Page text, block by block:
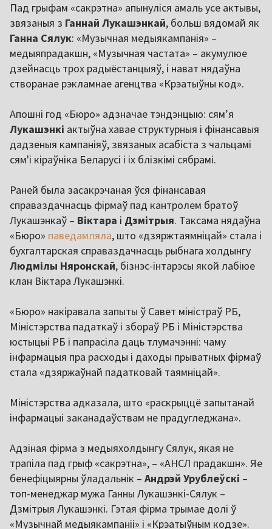
Пад грыфам «сакрэтна» апынуліся амаль усе актывы,
звязаныя з Ганнай Лукашэнкай, больш вядомай як
Ганна Сялук: «Музычная медыякампанія» –
медыяпрадакшн, «Музычная частата» – акумулюе
дзейнасць трох радыёстанцыяў, і нават нядаўна
створанае рэкламнае агенцтва «Крэатыўны код».
Апошні год «Бюро» адзначае тэндэнцыю: сям’я
Лукашэнкі актыўна хавае структурныя і фінансавыя
дадзеныя кампаніяў, звязаных асабіста з чальцамі
сям'і кіраўніка Беларусі і іх блізкімі сябрамі.
Раней была засакрэчаная ўся фінансавая
справаздачнасць фірмаў пад кантролем братоў
Лукашэнкаў – Віктара і Дзмітрыя. Таксама нядаўна
«Бюро» паведамляла, што «дзяржтаямніцай» стала і
бухгалтарская справаздачнасць рыбнага холдынгу
Людмілы Няронскай, бізнэс-інтарэсы якой лабіюе
клан Віктара Лукашэнкі.
«Бюро» накіравала запыты ў Савет міністраў РБ,
Міністэрства падаткаў і збораў РБ і Міністэрства
юстыцыі РБ і папрасіла даць тлумачэнні: чаму
інфармацыя пра расходы і даходы прыватных фірмаў
стала «дзяржаўнай падатковай таямніцай».
Міністэрства адказала, што «раскрыццё запытанай
інфармацыі заканадаўствам не прадугледжана».
Адзіная фірма з медыяхолдынгу Сялук, якая не
трапіла пад грыф «сакрэтна», – «АНСЛ прадакшн». Яе
бенефіцыярны ўладальнік – Андрэй Урублеўскі –
топ-менеджар мужа Ганны Лукашэнкі-Сялук –
Дзмітрыя Лукашэнкі. Гэтая фірма трымае долі ў
«Музычнай медыякампаніі» і «Крэатыўным кодзе».